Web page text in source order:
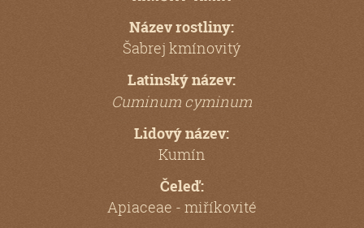
Název rostliny:
Šabrej kmínovitý
Latinský název:
Cuminum cyminum
Lidový název:
Kumín
Čeleď:
Apiaceae - miříkovité